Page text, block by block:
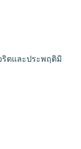
ริตและประพฤติมิ